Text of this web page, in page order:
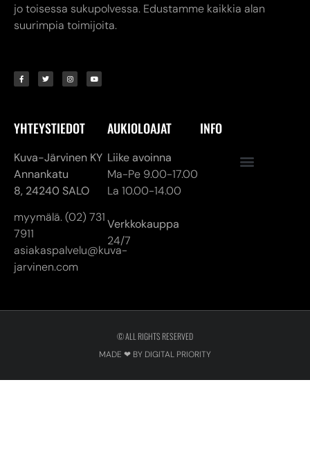
jo toisessa sukupolvessa. Edustamme kaikkia alan
suurimpia toimijoita.
YHTEYSTIEDOT
Kuva-Järvinen KY
Annankatu
8, 24240 SALO
myymälä. (02) 731
7911
asiakaspalvelu@kuva-
jarvinen.com
AUKIOLOAJAT
Liike avoinna
Ma-Pe 9.00-17.00
La 10.00-14.00
Verkkokauppa
24/7
INFO
© ALL RIGHTS RESERVED
MADE ❤ BY DIGITAL PRIORITY